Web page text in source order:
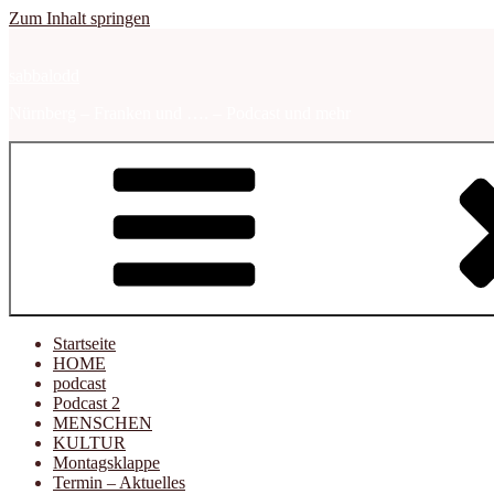
Zum Inhalt springen
Startseite
HOME
podcast
Podcast 2
MENSCHEN
KULTUR
Montagsklappe
Termin – Aktuelles